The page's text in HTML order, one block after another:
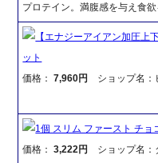
プロテイン。満腹感を与え食欲
【エナジーアイアン加圧上
ット
価格：7,960円 ショップ名：
1個 スリム ファースト チョ
価格：3,222円
ショップ名：